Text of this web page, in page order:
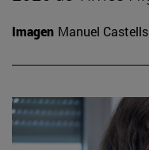
Imagen Manuel Castells